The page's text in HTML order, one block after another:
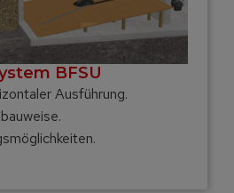
BFSU
Ausführung.